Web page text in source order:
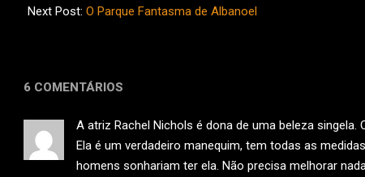
25
Next Post: O Parque Fantasma de Albanoel
6 COMENTÁRIOS
A atriz Rachel Nichols é dona de uma beleza
Ela é um verdadeiro manequim, tem todas as
homens sonhariam ter ela. Não precisa melhorar